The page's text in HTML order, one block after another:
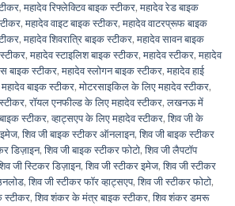
,महादेव रिफ्लेक्टिव बाइक स्टीकर,महादेव रेड बाइक
,महादेव वाइट बाइक स्टीकर,महादेव वाटरप्रूफ बाइक
,महादेव शिवरात्रि बाइक स्टीकर,महादेव सावन बाइक
,महादेव स्टाइलिश बाइक स्टीकर,महादेव स्टीकर,महादेव
बाइक स्टीकर,महादेव स्लोगन बाइक स्टीकर,महादेव हाई
बाइक स्टीकर,मोटरसाइकिल के लिए महादेव स्टीकर,
,रॉयल एनफील्ड के लिए महादेव स्टीकर,लखनऊ में
स्टीकर,व्हाट्सएप के लिए महादेव स्टीकर,शिव जी के
इमेज,शिव जी बाइक स्टीकर ऑनलाइन,शिव जी बाइक स्टीकर
डिज़ाइन,शिव जी बाइक स्टीकर फोटो,शिव जी लैपटॉप
जी स्टिकर डिज़ाइन,शिव जी स्टीकर इमेज,शिव जी स्टीकर
,शिव जी स्टीकर फॉर व्हाट्सएप,शिव जी स्टीकर फोटो,
स्टीकर,शिव शंकर के मंत्र बाइक स्टीकर,शिव शंकर डमरू